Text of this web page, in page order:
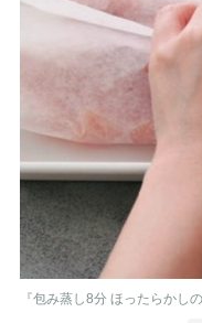
『包み蒸し8分 ほったらかし